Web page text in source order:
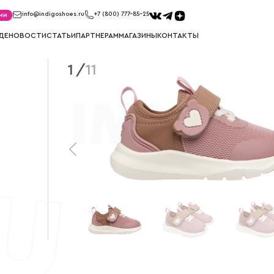
info@indigoshoes.ru +7 (800) 777-85-25
НОВОСТИСТАТЬИПАРТНЕРАММАГАЗИНЫКОНТАКТЫ
САНДАЛИИ
Сандалии для мальчиков
Сандалии для девочек Туфли для
МЕМБРАНА
Мембрана для мальчиков
Мембрана для девочек
УГГИ
Угги для
Угги для
1 /11